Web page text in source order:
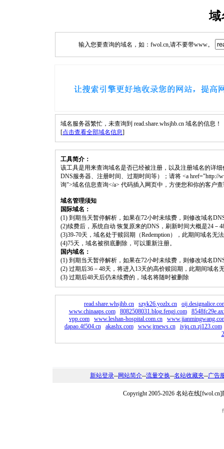
域
输入您要查询的域名，如：fwol.cn,请不要带www。
域名服务器繁忙，未查询到 read.share.whsjhb.cn 域名的信息！
[点击查看全部域名信息]
工具简介：
该工具是用来查询域名是否已经被注册，以及注册域名的详
DNS服务器、注册时间、过期时间等）；请将 <a href="http://
询">域名信息查询</a> 代码插入网页中，方便您和你的客户
域名管理须知
国际域名：
(1) 到期当天暂停解析，如果在72小时未续费，则修改域名
(2)续费后，系统自动 恢复原来的DNS，刷新时间大概是24－
(3)39-70天，域名处于赎回期（Redemption），此期间域名无
(4)75天，域名被彻底删除，可以重新注册。
国内域名：
(1) 到期当天暂停解析，如果在72小时未续费，则修改域名
(2) 过期后36－48天，将进入13天的高价赎回期，此期间域名
(3) 过期后48天后仍未续费的，域名将随时被删除
read.share.whsjhb.cn szyk26.yozlx.cn
www.chinaaps.com
8082508031.blog.fengj.com
vpp.com
www.leshan-hospital.com.cn
dapao.4f504.cn
akashx.com www.jrnews.cn
ivjq.cn.zj123.com
新站登录--网站简介--流量交换--名站收藏夹--广告
Copyright 2005-2026 名站在线